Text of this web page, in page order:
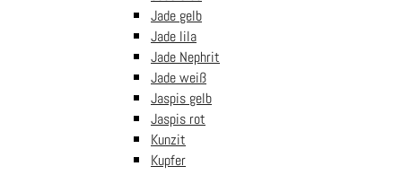
Jade gelb
Jade lila
Jade Nephrit
Jade weiß
Jaspis gelb
Jaspis rot
Kunzit
Kupfer